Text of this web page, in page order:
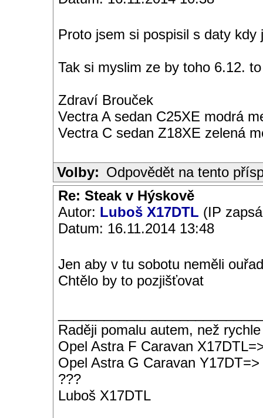
Proto jsem si pospisil s daty kdy
Tak si myslim ze by toho 6.12.
Zdraví Brouček
Vectra A sedan C25XE modrá
Vectra C sedan Z18XE zelená
Volby: Odpovědět na tento
Re: Steak v Hýskově
Autor: Luboš X17DTL (IP
Datum: 16.11.2014 13:48
Jen aby v tu sobotu neměli
Chtělo by to pozjišťovat
Raději pomalu autem, než
Opel Astra F Caravan
Opel Astra G Caravan Y17DT=>
???
Luboš X17DTL